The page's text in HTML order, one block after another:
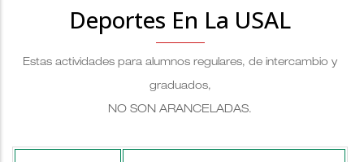
Deportes En La USAL
Estas actividades para alumnos regulares, de intercambio y
graduados,
NO SON ARANCELADAS.